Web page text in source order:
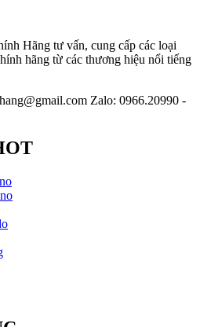
Hãng tư vấn, cung cấp các loại
hãng từ các thương hiệu nổi tiếng
Zalo: 0966.20990 -